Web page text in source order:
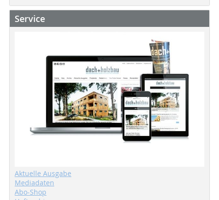
Service
Aktuelle Ausgabe
Mediadaten
Abo-Shop